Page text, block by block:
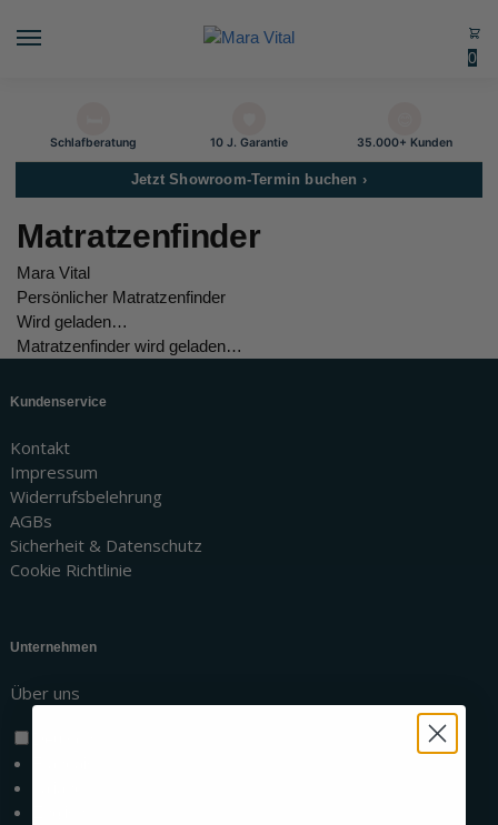
0
Schlaf­beratung 10 J. Garantie 35.000+ Kunden
Jetzt Showroom-Termin buchen ›
Matratzenfinder
Mara Vital
Persönlicher Matratzenfinder
Wird geladen…
Matratzenfinder wird geladen…
Kundenservice
Kontakt
Impressum
Widerrufsbelehrung
AGBs
Sicherheit & Datenschutz
Cookie Richtlinie
Unternehmen
Über uns